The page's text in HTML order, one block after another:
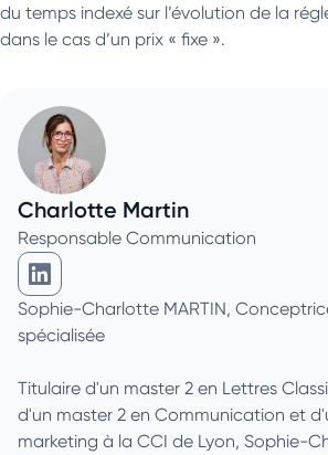
du temps indexé sur l’évolution de la
dans le cas d’un prix « fixe ».
Charlotte Martin
Responsable Communication
Charlotte Martin sur Linkedin
Sophie-Charlotte MARTIN,
spécialisée
Titulaire d'un master 2 en Lettres
d'un master 2 en Communication et
marketing à la CCI de Lyon, Sophie-